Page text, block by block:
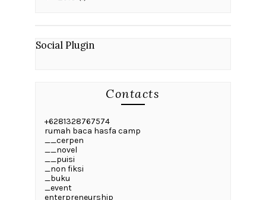
Social Plugin
Contacts
+6281328767574
rumah baca hasfa camp
__cerpen
__novel
__puisi
_non fiksi
_buku
_event
enterpreneurship